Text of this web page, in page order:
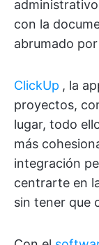
con la
abrumado
ClickUp , la
proyectos,
lugar, todo
más
integración
centrarte en
sin tener que